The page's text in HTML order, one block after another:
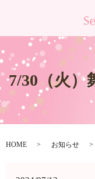
7/30（火）
HOME お知らせ